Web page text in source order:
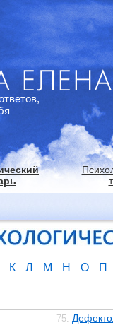
К Л М Н О
П
75.